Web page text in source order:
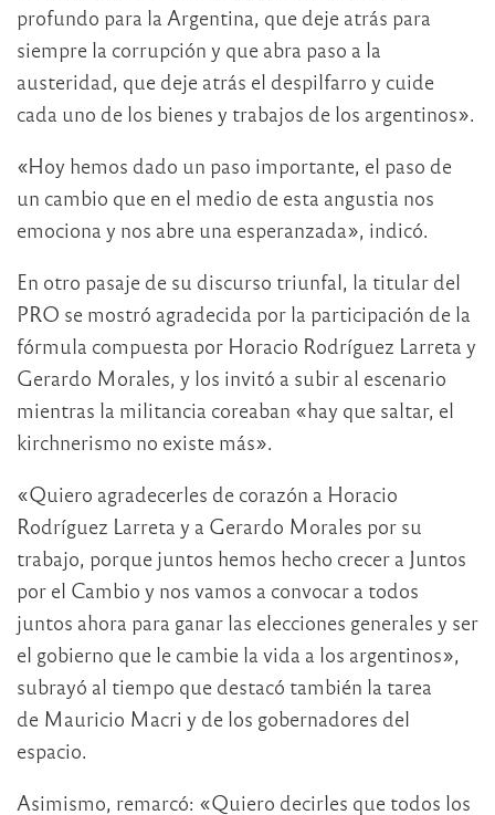
profundo para la Argentina, que deje atrás para
siempre la corrupción y que abra paso a la
austeridad, que deje atrás el despilfarro y cuide
cada uno de los bienes y trabajos de los argentinos».
«Hoy hemos dado un paso importante, el paso de
un cambio que en el medio de esta angustia nos
emociona y nos abre una esperanzada», indicó.
En otro pasaje de su discurso triunfal, la titular del
PRO se mostró agradecida por la participación de la
fórmula compuesta por Horacio Rodríguez Larreta y
Gerardo Morales, y los invitó a subir al escenario
mientras la militancia coreaban «hay que saltar, el
kirchnerismo no existe más».
«Quiero agradecerles de corazón a Horacio
Rodríguez Larreta y a Gerardo Morales por su
trabajo, porque juntos hemos hecho crecer a Juntos
por el Cambio y nos vamos a convocar a todos
juntos ahora para ganar las elecciones generales y ser
el gobierno que le cambie la vida a los argentinos»,
subrayó al tiempo que destacó también la tarea
de Mauricio Macri y de los gobernadores del
espacio.
Asimismo, remarcó: «Quiero decirles que todos los